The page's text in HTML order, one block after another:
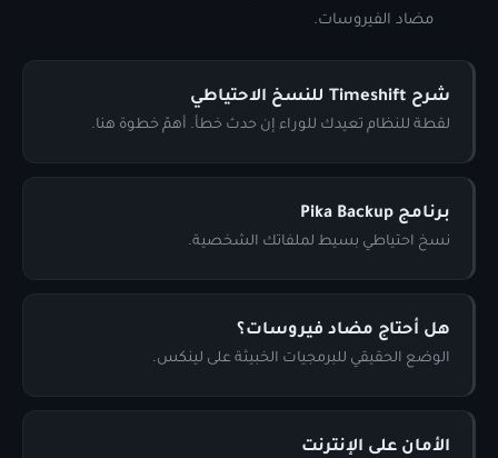
مضاد الفيروسات.
شرح Timeshift للنسخ الاحتياطي
لقطة للنظام تعيدك للوراء إن حدث خطأ. أهمّ خطوة هنا.
برنامج Pika Backup
نسخ احتياطي بسيط لملفاتك الشخصية.
هل أحتاج مضاد فيروسات؟
الوضع الحقيقي للبرمجيات الخبيثة على لينكس.
الأمان على الإنترنت